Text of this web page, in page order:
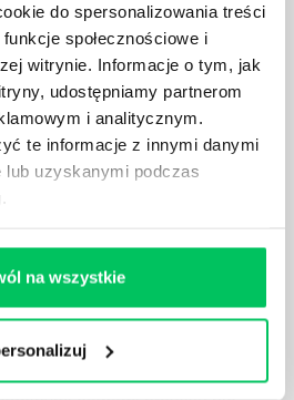
do spersonalizowania treści
społecznościowe i
witrynie. Informacje o tym, jak
udostępniamy partnerom
i analitycznym.
te informacje z innymi danymi
uzyskanymi podczas
na wszystkie
ROZWINĄĆ SWOJE
ważne stanowisko w każdej
jest w pełni odpowiedzialna
mu osób oraz
które mogą okazać
Zarządzanie zasobami